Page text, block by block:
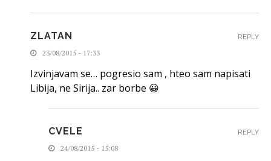
ZLATAN
23/08/2015 - 17:33
Izvinjavam se… pogresio sam , hteo sam napisati
Libija, ne Sirija.. zar borbe 😀
REPLY
CVELE
24/08/2015 - 15:08
REPLY